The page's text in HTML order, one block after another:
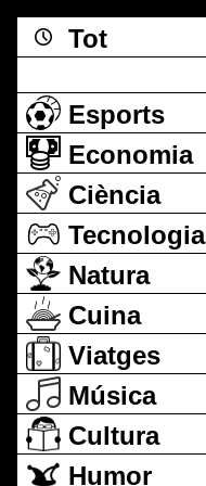
Tot
Esports
Economia
Ciència
Tecnologia
Natura
Cuina
Viatges
Música
Cultura
Humor